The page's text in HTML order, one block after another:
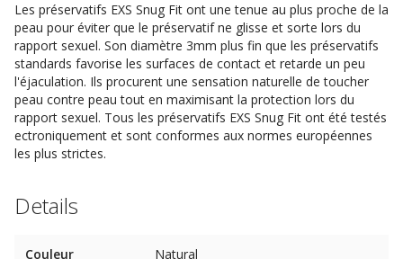
Les préservatifs EXS Snug Fit ont une tenue au plus proche de la
peau pour éviter que le préservatif ne glisse et sorte lors du
rapport sexuel. Son diamètre 3mm plus fin que les préservatifs
standards favorise les surfaces de contact et retarde un peu
l'éjaculation. Ils procurent une sensation naturelle de toucher
peau contre peau tout en maximisant la protection lors du
rapport sexuel. Tous les préservatifs EXS Snug Fit ont été testés
ectroniquement et sont conformes aux normes européennes
les plus strictes.
Details
Couleur Natural